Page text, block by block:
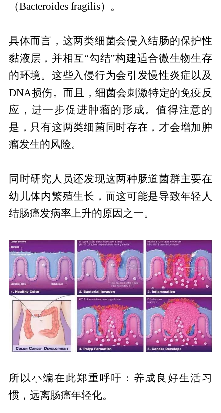
（Bacteroides fragilis）。
具体而言，这两类细菌会侵入结肠的保护性
黏液层，并相互“勾结”构建适合微生物生存
的环境。这些入侵行为会引发慢性炎症以及
DNA损伤。而且，细菌会刺激特定的免疫反
应，进一步促进肿瘤的形成。值得注意的
是，只有这两类细菌同时存在，才会增加肿
瘤发生的风险。
同时研究人员还发现这两种肠道菌群主要在
幼儿体内繁殖生长，而这可能是导致年轻人
结肠癌发病率上升的原因之一。
所以小编在此郑重呼吁：养成良好生活习
惯，远离肠癌年轻化。